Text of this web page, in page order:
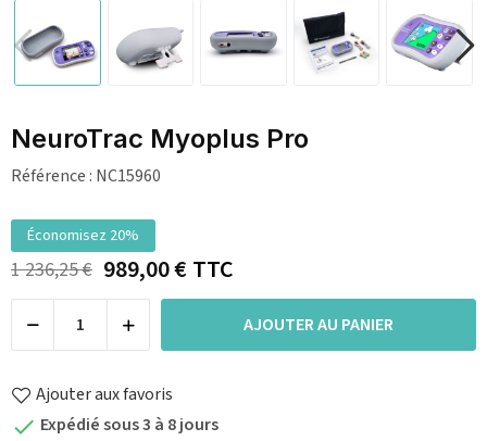
NeuroTrac Myoplus Pro
Référence : NC15960
Économisez 20%
1 236,25 € 989,00 €TTC
AJOUTER AU PANIER
Ajouter aux favoris
 Expédié sous 3 à 8 jours